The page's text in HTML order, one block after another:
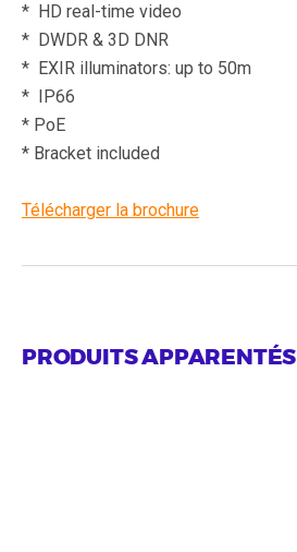
* HD real-time video
* DWDR & 3D DNR
* EXIR illuminators: up to 50m
* IP66
* PoE
* Bracket included
Télécharger la brochure
PRODUITS APPARENTÉS